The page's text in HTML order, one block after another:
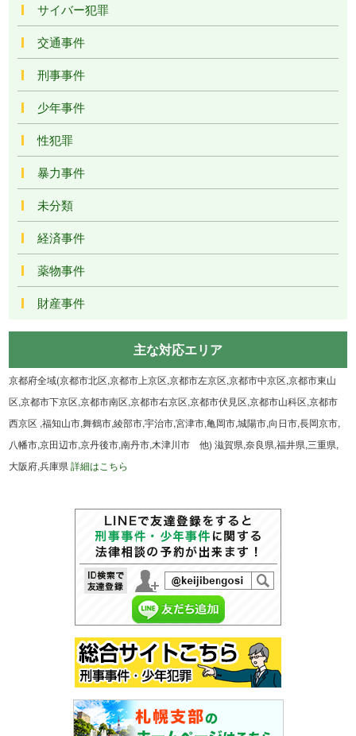
サイバー犯罪
交通事件
刑事事件
少年事件
性犯罪
暴力事件
未分類
経済事件
薬物事件
財産事件
主な対応エリア
京都府全域(京都市北区,京都市上京区,京都市左京区,京都市中京区,京都市東山
区,京都市下京区,京都市南区,京都市右京区,京都市伏見区,京都市山科区,京都市
西京区 ,福知山市,舞鶴市,綾部市,宇治市,宮津市,亀岡市,城陽市,向日市,長岡京市,
八幡市,京田辺市,京丹後市,南丹市,木津川市 他) 滋賀県,奈良県,福井県,三重県,
大阪府,兵庫県詳細はこちら